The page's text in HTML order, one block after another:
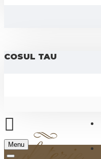
COSUL TAU
Menu